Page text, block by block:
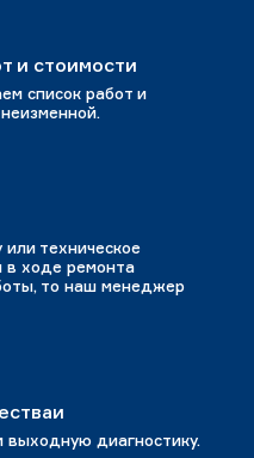
и стоимости
список работ и
техническое
в ходе ремонта
то наш менеджер
диагностику.